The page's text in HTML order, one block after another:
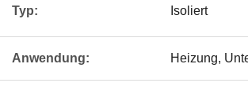
Typ: Isoliert
Anwendung: Heizung,